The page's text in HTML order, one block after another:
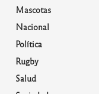
Mascotas
Nacional
Política
Rugby
Salud